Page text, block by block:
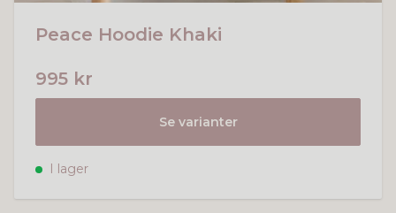
Peace Hoodie Khaki
995 kr
Se varianter
I lager